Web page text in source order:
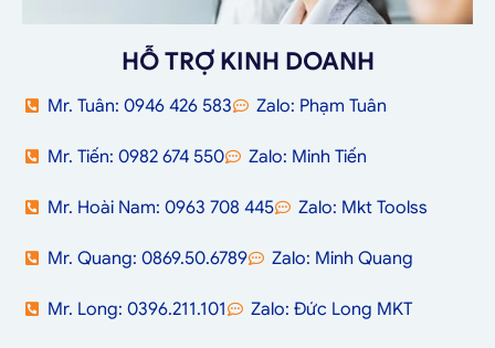
HỖ TRỢ KINH DOANH
Mr. Tuân: 0946 426 583 Zalo: Phạm Tuân
Mr. Tiến: 0982 674 550 Zalo: Minh Tiến
Mr. Hoài Nam: 0963 708 445 Zalo: Mkt Toolss
Mr. Quang: 0869.50.6789 Zalo: Minh Quang
Mr. Long: 0396.211.101 Zalo: Đức Long MKT